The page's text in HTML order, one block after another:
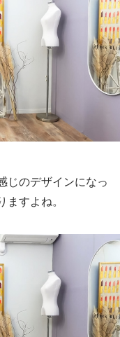
じのデザインになっ
すよね。